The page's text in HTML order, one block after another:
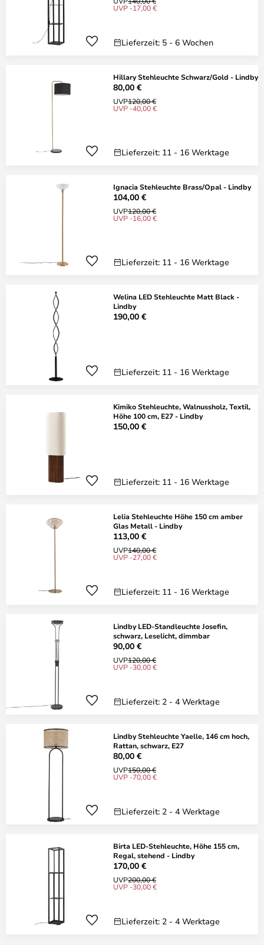
UVP -17,00 €
Lieferzeit: 5 - 6 Wochen
Hillary Stehleuchte Schwarz/Gold - Lindby
80,00 €
UVP120,00 €
UVP -40,00 €
Lieferzeit: 11 - 16 Werktage
Ignacia Stehleuchte Brass/Opal - Lindby
104,00 €
UVP120,00 €
UVP -16,00 €
Lieferzeit: 11 - 16 Werktage
Welina LED Stehleuchte Matt Black -
Lindby
190,00 €
Lieferzeit: 11 - 16 Werktage
Kimiko Stehleuchte, Walnussholz, Textil,
Höhe 100 cm, E27 - Lindby
150,00 €
Lieferzeit: 11 - 16 Werktage
Lelia Stehleuchte Höhe 150 cm amber
Glas Metall - Lindby
113,00 €
UVP140,00 €
UVP -27,00 €
Lieferzeit: 11 - 16 Werktage
Lindby LED-Standleuchte Josefin,
schwarz, Leselicht, dimmbar
90,00 €
UVP120,00 €
UVP -30,00 €
Lieferzeit: 2 - 4 Werktage
Lindby Stehleuchte Yaelle, 146 cm hoch,
Rattan, schwarz, E27
80,00 €
UVP150,00 €
UVP -70,00 €
Lieferzeit: 2 - 4 Werktage
Birta LED-Stehleuchte, Höhe 155 cm,
Regal, stehend - Lindby
170,00 €
UVP200,00 €
UVP -30,00 €
Lieferzeit: 2 - 4 Werktage